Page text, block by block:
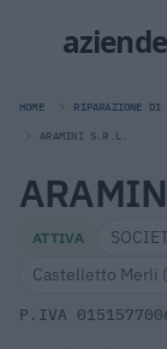
HOME RIPARAZIONE DI
ARAMINI S.R.L.
ATTIVA
Castelletto Merli
P.IVA